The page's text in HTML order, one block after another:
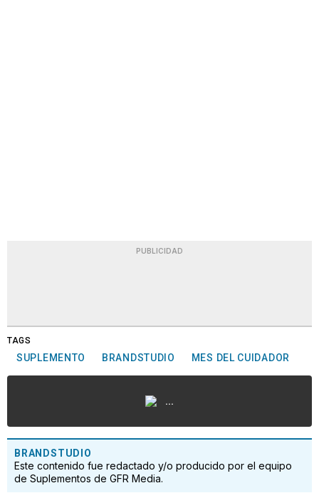
PUBLICIDAD
TAGS
SUPLEMENTO BRANDSTUDIO MES DEL CUIDADOR
...
BRANDSTUDIO
Este contenido fue redactado y/o producido por el equipo
de Suplementos de GFR Media.